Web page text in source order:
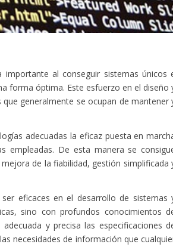
al conseguir sistemas únicos
forma óptima. Este esfuerzo en el diseño
generalmente se ocupan de mantener
adecuadas la eficaz puesta en
empleadas. De esta manera se
de la fiabilidad, gestión simplificada
eficaces en el desarrollo de sistemas
sino con profundos conocimientos
y precisa las especificaciones
necesidades de información que